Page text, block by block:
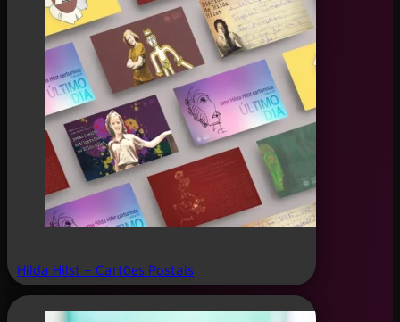
Hilda Hilst – Cartões Postais